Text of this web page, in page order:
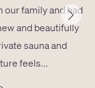
our family and had
and beautifully
sauna and
feels...